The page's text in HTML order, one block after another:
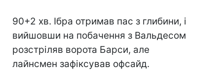
90+2 хв. Ібра отримав пас з глибини, і
вийшовши на побачення з Вальдесом
розстріляв ворота Барси, але
лайнсмен зафіксував офсайд.